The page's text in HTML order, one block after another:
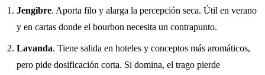
Jengibre. Aporta filo y alarga la percepción seca. Útil en verano
y en cartas donde el bourbon necesita un contrapunto.
Lavanda. Tiene salida en hoteles y conceptos más aromáticos,
pero pide dosificación corta. Si domina, el trago pierde